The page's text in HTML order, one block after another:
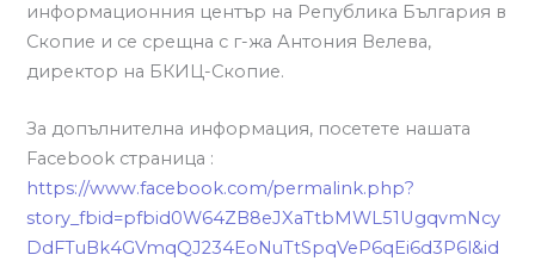
информационния център на Република България в
Скопие и се срещна с г-жа Антония Велева,
директор на БКИЦ-Скопие.
За допълнителна информация, посетете нашата
Facebook страница :
https://www.facebook.com/permalink.php?
story_fbid=pfbid0W64ZB8eJXaTtbMWL51UgqvmNcy
DdFTuBk4GVmqQJ234EoNuTtSpqVeP6qEi6d3P6l&id